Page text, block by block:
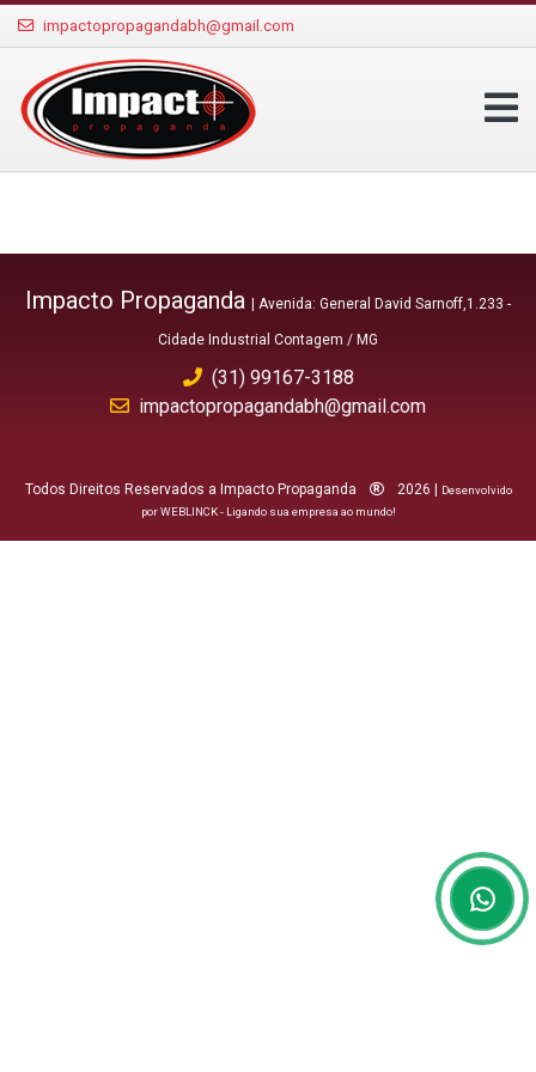
impactopropagandabh@gmail.com
Impacto Propaganda | Avenida: General David Sarnoff,1.233 -
Cidade Industrial Contagem / MG
(31) 99167-3188
impactopropagandabh@gmail.com
Todos Direitos Reservados a Impacto Propaganda 2026 |
Desenvolvido
por WEBLINCK - Ligando sua empresa ao mundo!